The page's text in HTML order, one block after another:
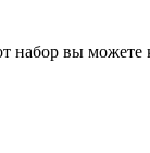
набор вы